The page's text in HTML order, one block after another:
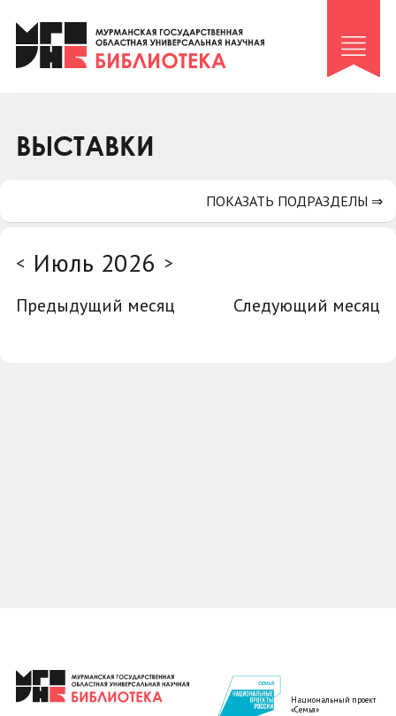
Клуб «Гиря и сельдерей»
Клуб «Семейный архив»
Коллегам
ВЫСТАВКИ
< Июль 2026 >
Предыдущий месяц
Следующий месяц
ПОКАЗАТЬ ПОДРАЗДЕЛЫ ⇒
Национальный проект
«Семья»